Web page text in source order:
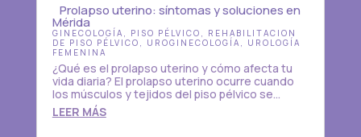
Prolapso uterino: síntomas y soluciones en
Mérida
GINECOLOGÍA PISO PÉLVICO
REHABILITACION
DE PISO PÉLVICO
UROGINECOLOGÍA
UROLOGÍA
FEMENINA
¿Qué es el prolapso uterino y cómo afecta tu
vida diaria? El prolapso uterino ocurre cuando
los músculos y tejidos del piso pélvico se...
LEER MÁS